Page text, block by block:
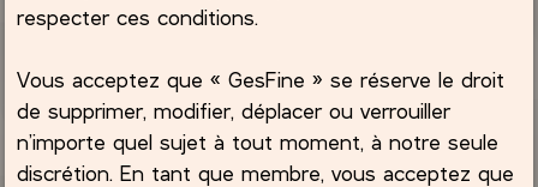
respecter ces conditions.
Vous acceptez que « GesFine » se réserve le droit
de supprimer, modifier, déplacer ou verrouiller
n’importe quel sujet à tout moment, à notre seule
discrétion. En tant que membre, vous acceptez que